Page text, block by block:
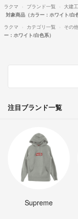
ラクマ ブランド一覧 大建
対象商品（カラー：ホワイト/白
ラクマ
カテゴリ一覧 その他
ー：ホワイト/白色系）
注目ブランド一覧
Supreme